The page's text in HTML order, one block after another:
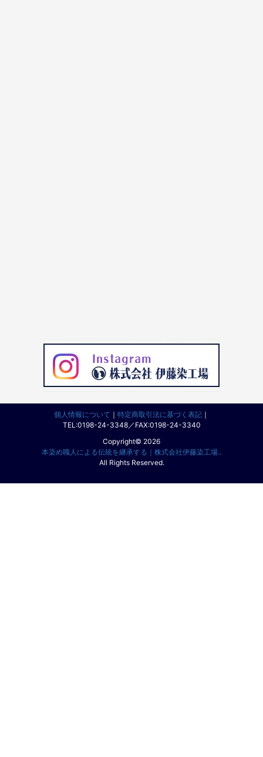
個人情報について ｜ 特定商取引法に基づく表記 ｜
TEL:0198-24-3348／FAX:0198-24-3340
Copyright© 2026
本染め職人による伝統を継承する｜株式会社伊藤染工場..
All Rights Reserved.